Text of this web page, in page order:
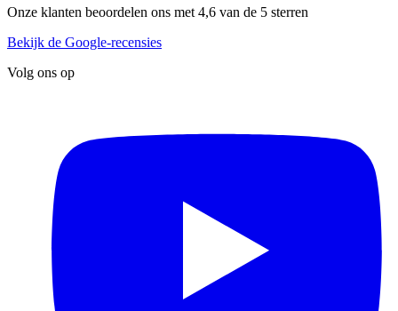
Onze klanten beoordelen ons met 4,6 van de 5 sterren
Bekijk de Google-recensies
Volg ons op